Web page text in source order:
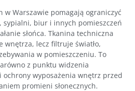
w Warszawie pomagają ograniczyć
sypialni, biur i innych pomieszczeń
słońca. Tkanina techniczna
wnętrza, lecz filtruje światło,
w pomieszczeniu. To
z punktu widzenia
ochrony wyposażenia wnętrz przed
promieni słonecznych.